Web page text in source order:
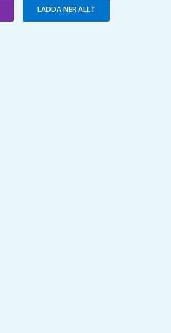
LADDA NER ALLT